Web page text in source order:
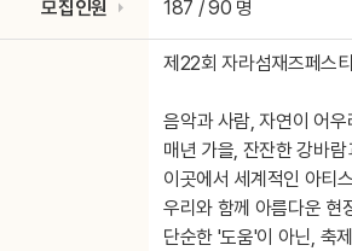
모집인원 187 / 90 명
제22회 자라섬재즈페스
음악과 사람, 자연이 어
매년 가을, 잔잔한 강바
이곳에서 세계적인 아티
우리와 함께 아름다운 현
단순한 '도움'이 아닌, 축